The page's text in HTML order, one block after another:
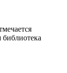
библиотека